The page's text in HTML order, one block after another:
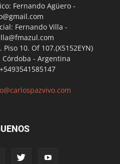
Fernando Agüero -
Fernando Villa -
10. Of 107.(X5152EYN)
Córdoba - Argentina